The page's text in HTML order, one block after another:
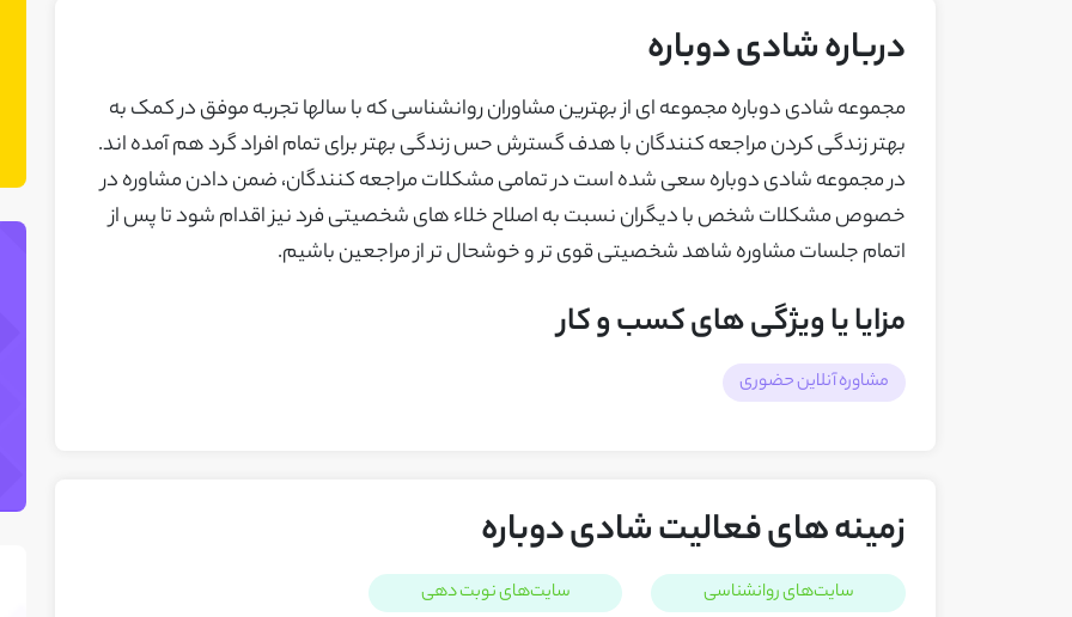
درباره شادی دوباره
مجموعه شادی دوباره مجموعه ای از بهترین مشاوران روانشناسی که با سالها تجربه موفق در کمک به
بهتر زندگی کردن مراجعه کنندگان با هدف گسترش حس زندگی بهتر برای تمام افراد گرد هم آمده اند.
در مجموعه شادی دوباره سعی شده است در تمامی مشکلات مراجعه کنندگان، ضمن دادن مشاوره در
خصوص مشکلات شخص با دیگران نسبت به اصلاح خلاء های شخصیتی فرد نیز اقدام شود تا پس از
اتمام جلسات مشاوره شاهد شخصیتی قوی تر و خوشحال تر از مراجعین باشیم.
مزایا یا ویژگی های کسب و کار
مشاوره آنلاین حضوری
زمینه های فعالیت شادی دوباره
سایت‌های روانشناسی سایت‌های نوبت دهی